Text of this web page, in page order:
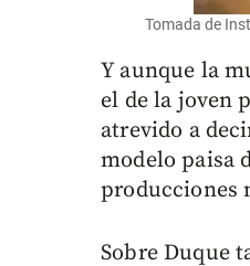
Tomada de
Y aunque la
el de la joven
atrevido a
modelo paisa
producciones
Sobre Duque